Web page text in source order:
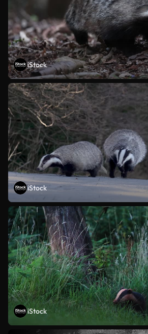
iStock
iStock
iStock